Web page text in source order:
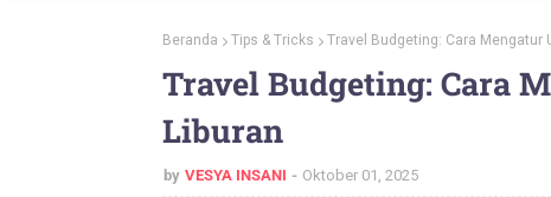
Beranda Tips & Tricks Travel Budgeting: Cara Mengatur
Travel Budgeting: Cara
Liburan
by VESYA INSANI Oktober 01, 2025